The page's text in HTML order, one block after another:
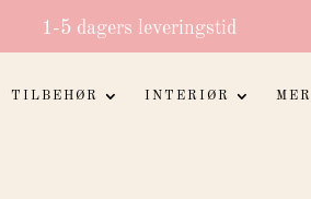
1-5 dagers leveringstid
TILBEHØR INTERIØR